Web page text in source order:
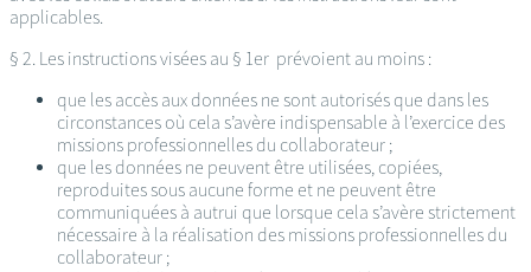
applicables.
§ 2. Les instructions visées au § 1er prévoient au moins :
que les accès aux données ne sont autorisés que dans les
circonstances où cela s’avère indispensable à l’exercice des
missions professionnelles du collaborateur ;
que les données ne peuvent être utilisées, copiées,
reproduites sous aucune forme et ne peuvent être
communiquées à autrui que lorsque cela s’avère strictement
nécessaire à la réalisation des missions professionnelles du
collaborateur ;